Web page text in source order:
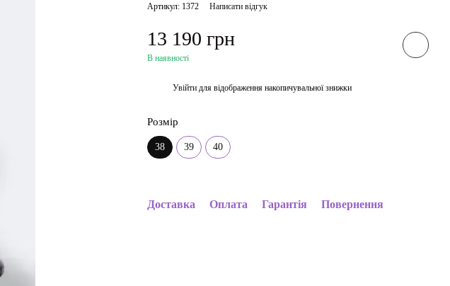
Артикул: 1372 Написати відгук
13 190 грн
В наявності
Увійти для відображення накопичувальної знижки
Розмір
38 39 40
Доставка Оплата Гарантія Повернення